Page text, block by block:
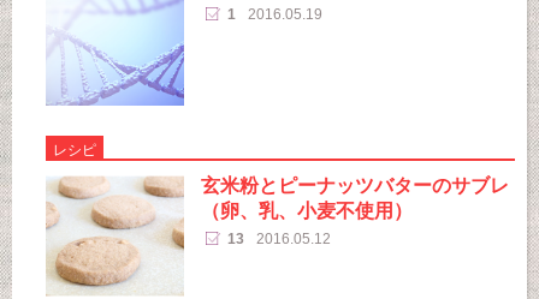
1 2016.05.19
レシピ
玄米粉とピーナッツバターのサブレ
（卵、乳、小麦不使用）
13 2016.05.12